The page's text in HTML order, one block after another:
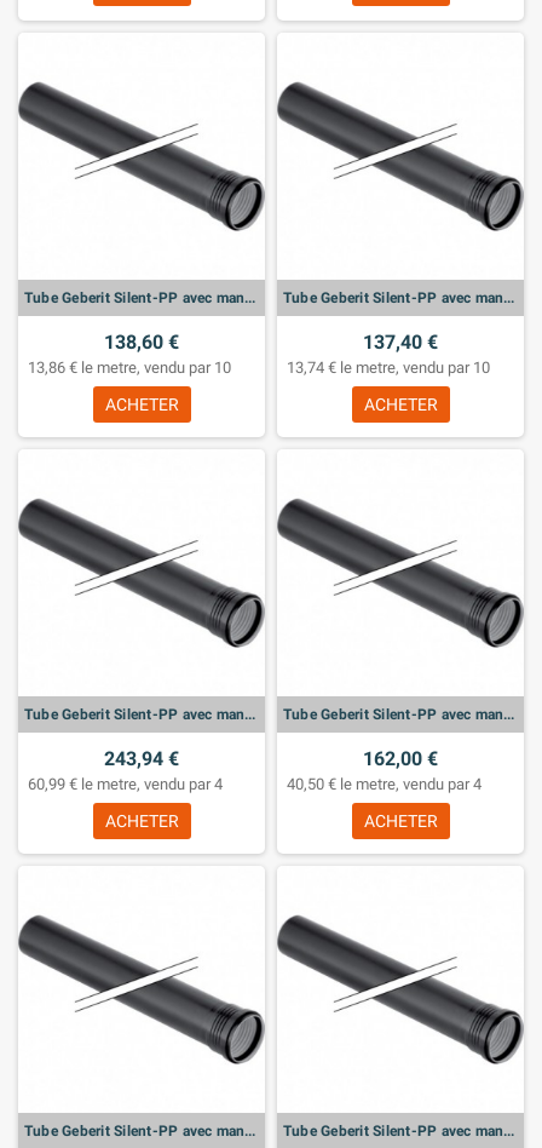
Tube Geberit Silent-PP avec manchon: d:40mm, L:200cm
138,60 €
13,86 € le metre, vendu par 10
ACHETER
Tube Geberit Silent-PP avec manchon: d:32mm, L:200cm
137,40 €
13,74 € le metre, vendu par 10
ACHETER
Tube Geberit Silent-PP avec manchon: d:160mm, L:150cm
243,94 €
60,99 € le metre, vendu par 4
ACHETER
Tube Geberit Silent-PP avec manchon: d:125mm, L:150cm
162,00 €
40,50 € le metre, vendu par 4
ACHETER
Tube Geberit Silent-PP avec manchon: d:110mm, L:150cm Tube Geberit Silent-PP avec manchon: d:90mm, L:150cm